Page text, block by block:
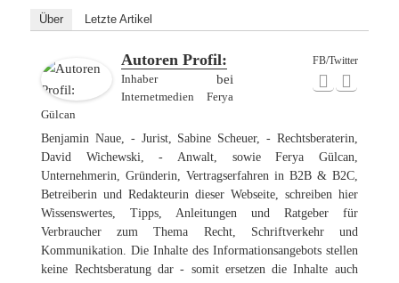
Über Letzte Artikel
FB/Twitter
Autoren Profil:
Inhaberbei
Internetmedien Ferya
Gülcan
Benjamin Naue, - Jurist, Sabine Scheuer, - Rechtsberaterin,
David Wichewski, - Anwalt, sowie Ferya Gülcan,
Unternehmerin, Gründerin, Vertragserfahren in B2B & B2C,
Betreiberin und Redakteurin dieser Webseite, schreiben hier
Wissenswertes, Tipps, Anleitungen und Ratgeber für
Verbraucher zum Thema Recht, Schriftverkehr und
Kommunikation. Die Inhalte des Informationsangebots stellen
keine Rechtsberatung dar - somit ersetzen die Inhalte auch